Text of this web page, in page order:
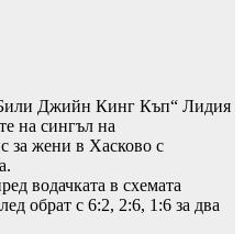
Джийн Кинг Къп“ Лидия
на сингъл на
за жени в Хасково с
водачката в схемата
обрат с 6:2, 2:6, 1:6 за два